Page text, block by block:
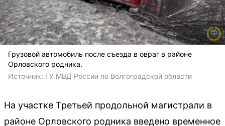
Грузовой автомобиль после съезда в овраг в районе
Орловского родника.
Источник: ГУ МВД России по Волгоградской области
На участке Третьей продольной магистрали в
районе Орловского родника введено временное